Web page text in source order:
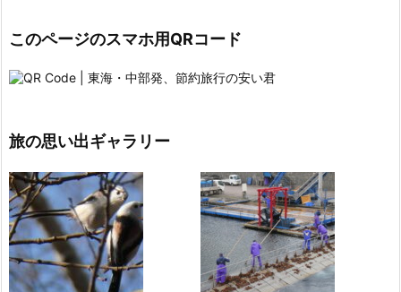
このページのスマホ用QRコード
旅の思い出ギャラリー